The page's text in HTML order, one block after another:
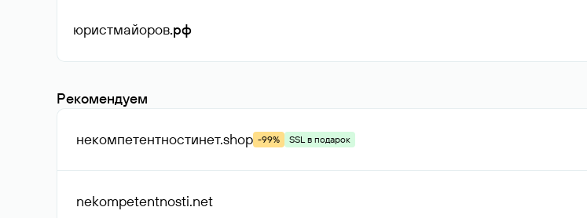
юристмайоров.рф
Рекомендуем
некомпетентностинет.shop -99% SSL в подарок
nekompetentnosti.net